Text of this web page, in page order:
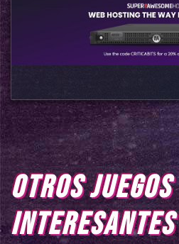
OTROS JUEGOS
INTERESANTES